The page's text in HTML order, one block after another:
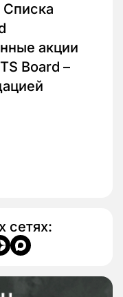
Списка
акции
Board –
сетях: